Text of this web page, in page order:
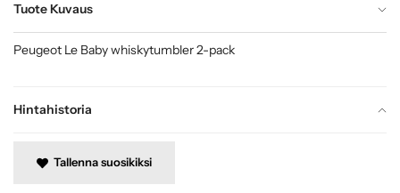
Tuote Kuvaus
Hintahistoria
Peugeot Le Baby whiskytumbler 2-pack
Tallenna suosikiksi